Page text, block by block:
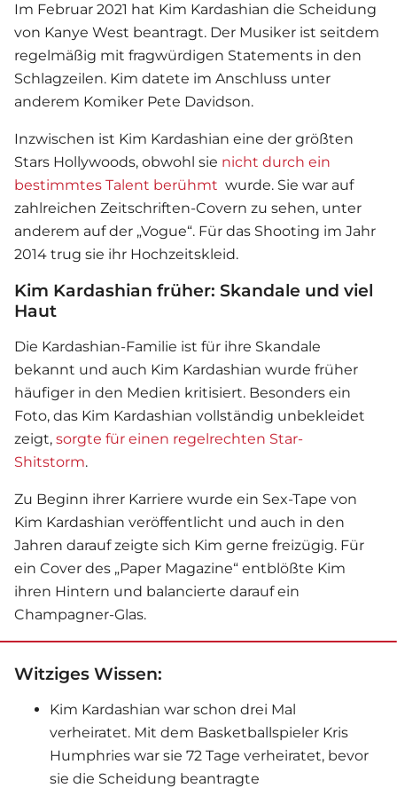
Im Februar 2021 hat Kim Kardashian die Scheidung
von Kanye West beantragt. Der Musiker ist seitdem
regelmäßig mit fragwürdigen Statements in den
Schlagzeilen. Kim datete im Anschluss unter
anderem Komiker Pete Davidson.
Inzwischen ist Kim Kardashian eine der größten
Stars Hollywoods, obwohl sie nicht durch ein
bestimmtes Talent berühmt wurde. Sie war auf
zahlreichen Zeitschriften-Covern zu sehen, unter
anderem auf der „Vogue“. Für das Shooting im Jahr
2014 trug sie ihr Hochzeitskleid.
Kim Kardashian früher: Skandale und viel
Haut
Die Kardashian-Familie ist für ihre Skandale
bekannt und auch Kim Kardashian wurde früher
häufiger in den Medien kritisiert. Besonders ein
Foto, das Kim Kardashian vollständig unbekleidet
zeigt, sorgte für einen regelrechten Star-
Shitstorm.
Zu Beginn ihrer Karriere wurde ein Sex-Tape von
Kim Kardashian veröffentlicht und auch in den
Jahren darauf zeigte sich Kim gerne freizügig. Für
ein Cover des „Paper Magazine“ entblößte Kim
ihren Hintern und balancierte darauf ein
Champagner-Glas.
Witziges Wissen:
Kim Kardashian war schon drei Mal
verheiratet. Mit dem Basketballspieler Kris
Humphries war sie 72 Tage verheiratet, bevor
sie die Scheidung beantragte